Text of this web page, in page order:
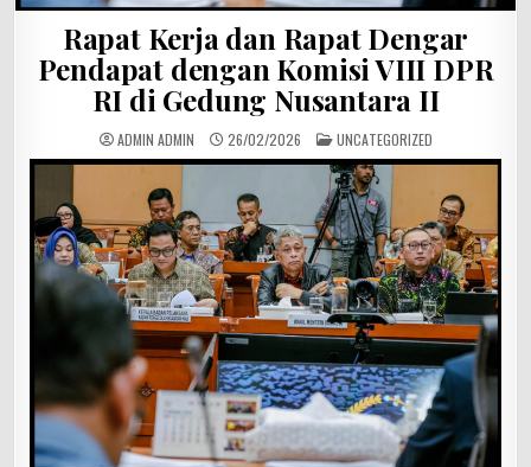
Rapat Kerja dan Rapat Dengar
Pendapat dengan Komisi VIII DPR
RI di Gedung Nusantara II
ADMIN ADMIN 26/02/2026 POSTED
IN
UNCATEGORIZED